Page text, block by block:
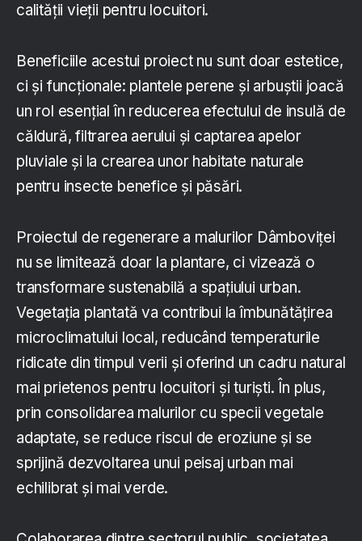
calității vieții pentru locuitori.
Beneficiile acestui proiect nu sunt doar estetice,
ci și funcționale: plantele perene și arbuștii joacă
un rol esențial în reducerea efectului de insulă de
căldură, filtrarea aerului și captarea apelor
pluviale și la crearea unor habitate naturale
pentru insecte benefice și păsări.
Proiectul de regenerare a malurilor Dâmboviței
nu se limitează doar la plantare, ci vizează o
transformare sustenabilă a spațiului urban.
Vegetația plantată va contribui la îmbunătățirea
microclimatului local, reducând temperaturile
ridicate din timpul verii și oferind un cadru natural
mai prietenos pentru locuitori și turiști. În plus,
prin consolidarea malurilor cu specii vegetale
adaptate, se reduce riscul de eroziune și se
sprijină dezvoltarea unui peisaj urban mai
echilibrat și mai verde.